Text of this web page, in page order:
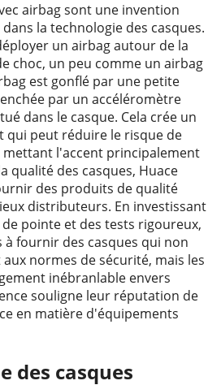
airbag sont une invention
la technologie des casques.
un airbag autour de la
choc, un peu comme un airbag
est gonflé par une petite
par un accéléromètre
dans le casque. Cela crée un
qui peut réduire le risque de
mettant l'accent principalement
qualité des casques, Huace
des produits de qualité
distributeurs. En investissant
pointe et des tests rigoureux,
à fournir des casques qui non
normes de sécurité, mais les
inébranlable envers
souligne leur réputation de
en matière d'équipements
des casques